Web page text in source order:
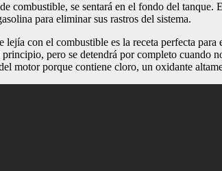
combustible, se sentará en el fondo del
para eliminar sus rastros del sistema.
con el combustible es la receta perfecta
pero se detendrá por completo cuando
motor porque contiene cloro, un oxidante